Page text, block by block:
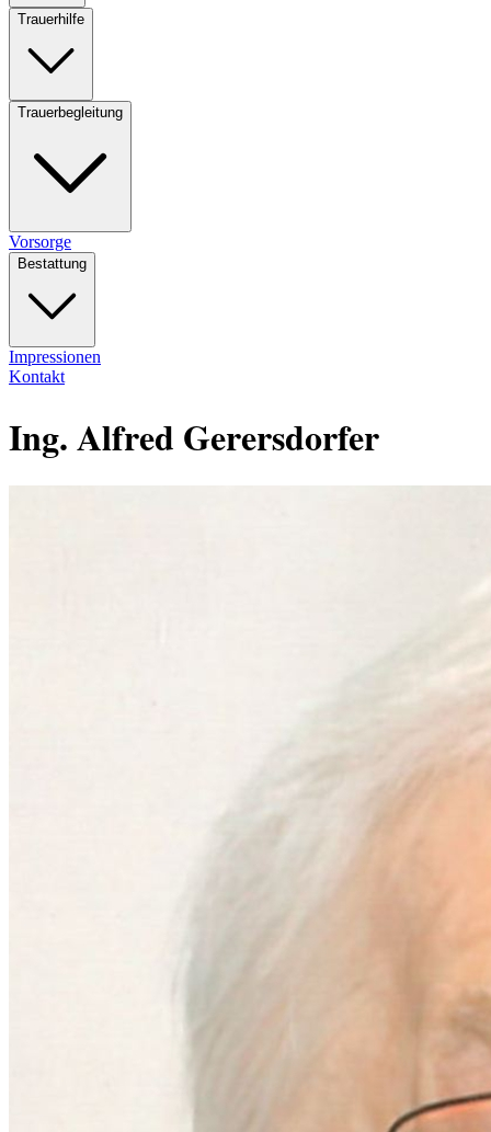
Trauerhilfe
Trauerbegleitung
Vorsorge
Bestattung
Impressionen
Kontakt
Ing. Alfred Gerersdorfer